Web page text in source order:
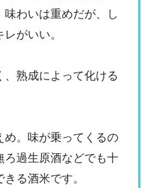
わいは重めだが、し
がいい。
、熟成によって化ける
め。味が乗ってくるの
ろ過生原酒などでも十
る酒米です。